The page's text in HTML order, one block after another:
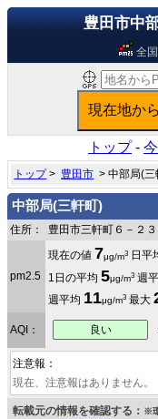
豊田市中
全
トップ-
トップ> 豊田市 > 中部局(三
中部局(三軒町)
住所： 豊田市三軒町６－２３
pm2.5
現在の値 7μg/m3 日平
1日の平均 5μg/m3 週
週平均 11μg/m3 最大
AQI： 良い
注意報：
現在、注意報はありません。
転載元の情報を確認する： ※